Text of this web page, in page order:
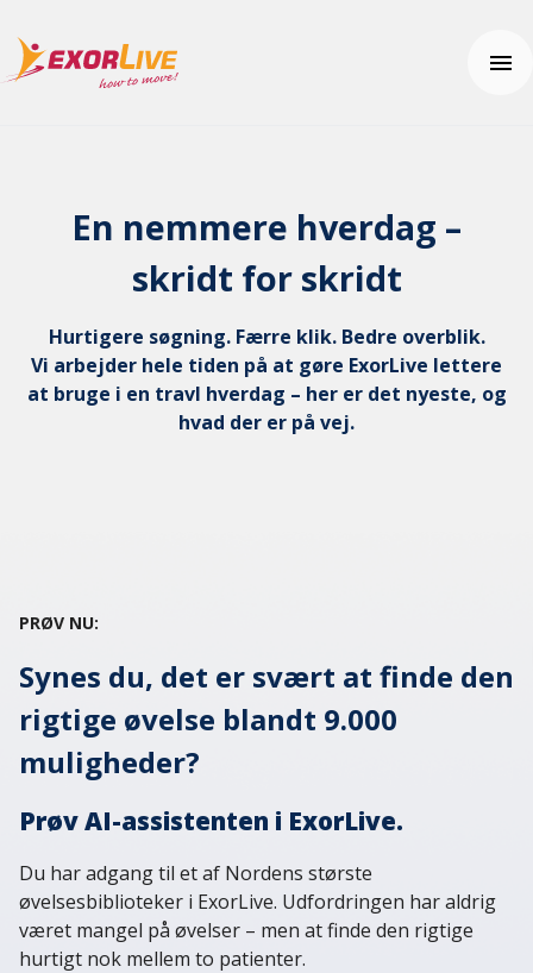
Klinik
Fitness og sport
Uddannelse
Ressourcer
Nyheder
Tema: Effektiv klinikhverdag
Tema: Digital hjemmeopfølgning
Fagartikler og øvelser
Kom i gang
Ofte stillede spørgsmål
Hjælpecenter
Kontakt os
English
Norsk
Dansk
En nemmere hverdag –
skridt for skridt
Hurtigere søgning. Færre klik. Bedre overblik.
Vi arbejder hele tiden på at gøre ExorLive lettere
at bruge i en travl hverdag – her er det nyeste, og
hvad der er på vej.
PRØV NU:
Synes du, det er svært at finde den
rigtige øvelse blandt 9.000
muligheder?
Prøv AI-assistenten i ExorLive.
Du har adgang til et af Nordens største
øvelsesbiblioteker i ExorLive. Udfordringen har aldrig
været mangel på øvelser – men at finde den rigtige
hurtigt nok mellem to patienter.